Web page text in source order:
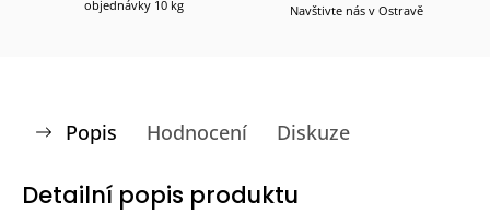
objednávky 10 kg
Navštivte nás v Ostravě
Popis Hodnocení Diskuze
Detailní popis produktu